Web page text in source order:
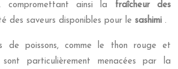
compromettant ainsi la fraîcheur des
des saveurs disponibles pour le sashimi .
de poissons, comme le thon rouge et
sont particulièrement menacées par la